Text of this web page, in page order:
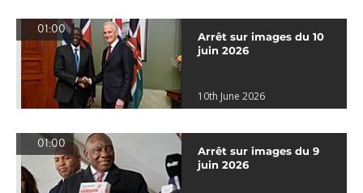
01:00
Arrêt sur images du 10
juin 2026
10th June 2026
01:00
Arrêt sur images du 9
juin 2026